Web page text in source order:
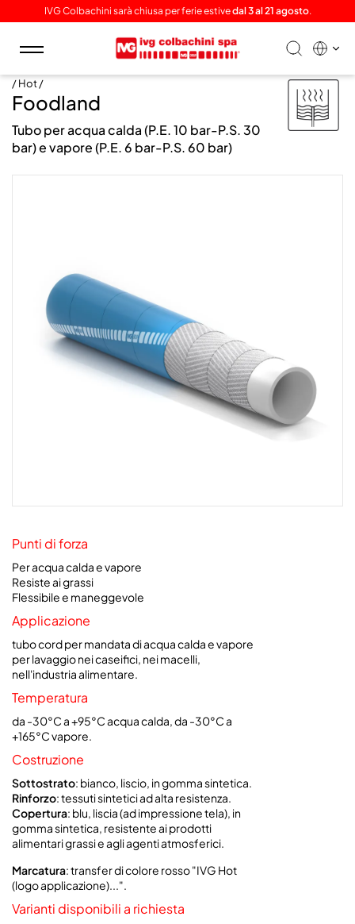
IVG Colbachini sarà chiusa per ferie estivedal 3 al 21 agosto.
Toggle
navigation
/ Hot /
Foodland
Tubo per acqua calda (P.E. 10 bar-P.S. 30
bar) e vapore (P.E. 6 bar-P.S. 60 bar)
Punti di forza
Per acqua calda e vapore
Resiste ai grassi
Flessibile e maneggevole
Applicazione
tubo cord per mandata di acqua calda e vapore
per lavaggio nei caseifici, nei macelli,
nell'industria alimentare.
Temperatura
da -30°C a +95°C acqua calda, da -30°C a
+165°C vapore.
Costruzione
Sottostrato: bianco, liscio, in gomma sintetica.
Rinforzo: tessuti sintetici ad alta resistenza.
Copertura: blu, liscia (ad impressione tela), in
gomma sintetica, resistente ai prodotti
alimentari grassi e agli agenti atmosferici.
Marcatura: transfer di colore rosso "IVG Hot
(logo applicazione)...".
Varianti disponibili a richiesta